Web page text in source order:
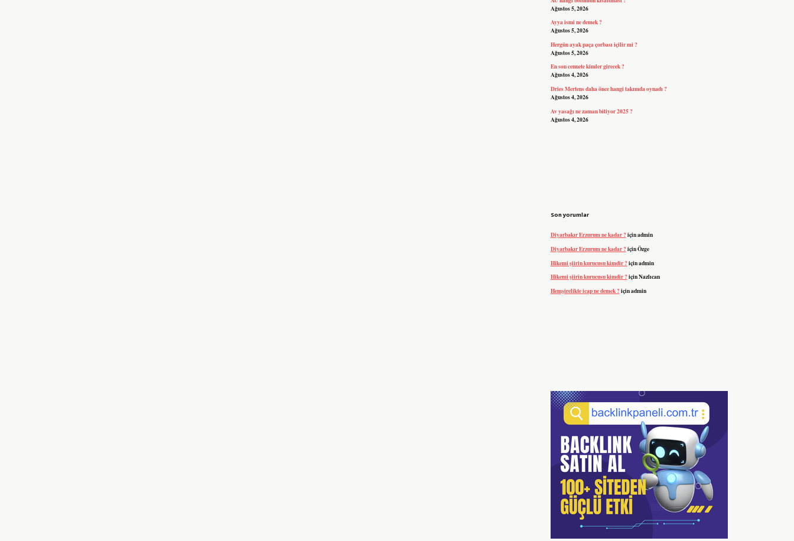
Ağustos 5, 2026
Ayya ismi ne demek ?
Ağustos 5, 2026
Hergün ayak paça çorbası içilir mi ?
Ağustos 5, 2026
En son cennete kimler girecek ?
Ağustos 4, 2026
Dries Mertens daha önce hangi takımda oynadı ?
Ağustos 4, 2026
Av yasağı ne zaman bitiyor 2025 ?
Ağustos 4, 2026
Son yorumlar
Diyarbakır Erzurum ne kadar ?içinadmin
Diyarbakır Erzurum ne kadar ?içinÖzge
Hikemi şiirin kurucusu kimdir ?içinadmin
Hikemi şiirin kurucusu kimdir ?içinNazlıcan
Hemşirelikte icap ne demek ?içinadmin